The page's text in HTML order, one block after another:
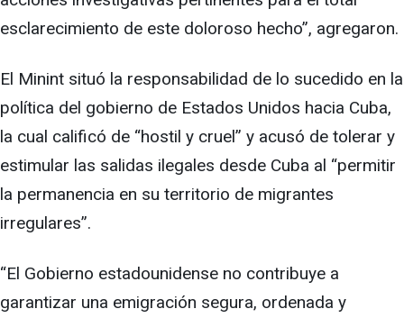
esclarecimiento de este doloroso hecho”, agregaron.
El Minint situó la responsabilidad de lo sucedido en la
política del gobierno de Estados Unidos hacia Cuba,
la cual calificó de “hostil y cruel” y acusó de tolerar y
estimular las salidas ilegales desde Cuba al “permitir
la permanencia en su territorio de migrantes
irregulares”.
“El Gobierno estadounidense no contribuye a
garantizar una emigración segura, ordenada y